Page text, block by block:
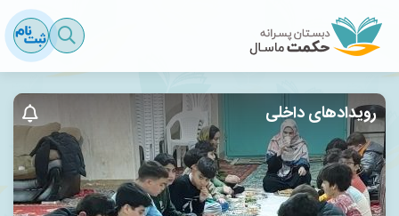
رویدادهای داخلی